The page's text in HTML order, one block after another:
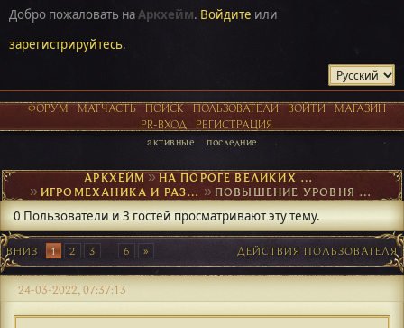
Добро пожаловать наАркхейм. Войдите или
зарегистрируйтесь.
ФОРУМ МАТЧАСТЬ ПОИСК ПОЛЬЗОВАТЕЛИ ВОЙТИ
МАГАЗИН
PR-ВХОД
РЕГИСТРАЦИЯ
активные последние
АРКХЕЙМ► НА ПОРОГЕ ВЕЛИКИХ ОТКРЫТИЙ
► ИГРОМЕХАНИКА И РАЗВИТИЕ ПЕРСОНАЖА ► ПОВЫШЕНИЕ УРОВНЯ ПЕРСОНАЖА
0 Пользователи и 3 гостей просматривают эту тему.
ВНИЗ 1 2 3 6 ДЕЙСТВИЯ ПОЛЬЗОВАТЕЛЯ
24-03-2022, 07:37:13